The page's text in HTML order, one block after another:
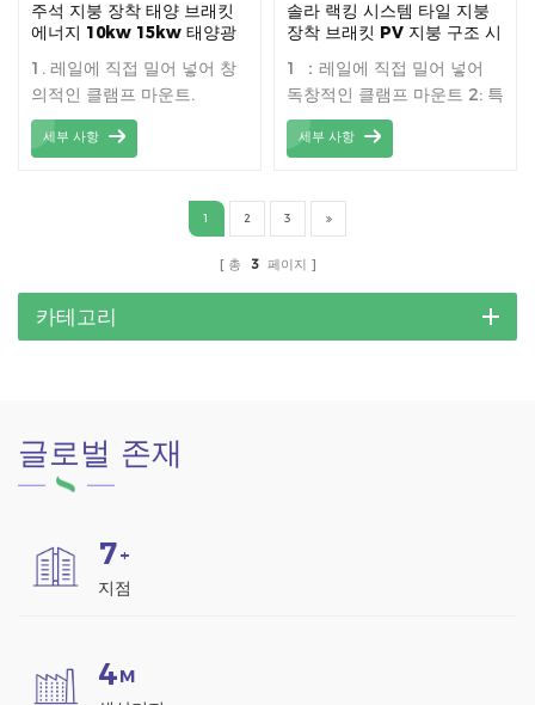
주석 지붕 장착 태양 브래킷
에너지 10kw 15kw 태양광
착 시스템
1. 레일에 직접 밀어 넣어 창
의적인 클램프 마운트.
2.Special 죔쇠 클립은 조정
가능한 고도를 제안할 수 있
설치, 나무 서까래 및 강철 도
세부 사항
솔라 랙킹 시스템 타일 지붕
장착 브래킷 PV 지붕 구조 시
1 ：레일에 직접 밀어 넣어
독창적인 클램프 마운트 2: 특
수 클램프 클립으로 높이 조
절 가능 3: 빠르고 간단한 설
세부 사항
1 2 3
총 3 페이지
카테고리
글로벌 존재
7+
지점
4M